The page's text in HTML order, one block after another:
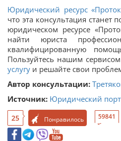
Юридический ресурс
что эта консультация станет
юридическом ресурсе
найти юриста
квалифицированную
Пользуйтесь нашим сервисом
услугу и решайте свои
Автор консультации:
Источник: Юридический
25 Понравилось 59841